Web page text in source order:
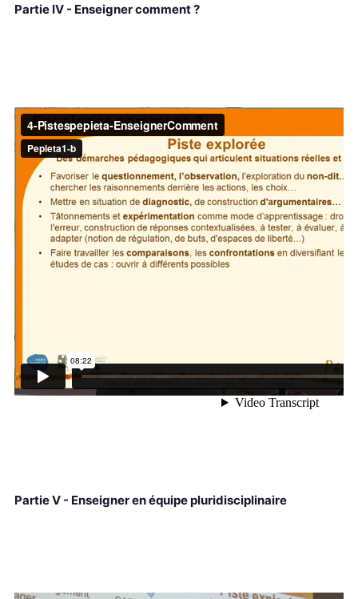
Partie IV - Enseigner comment ?
Partie V - Enseigner en équipe pluridisciplinaire